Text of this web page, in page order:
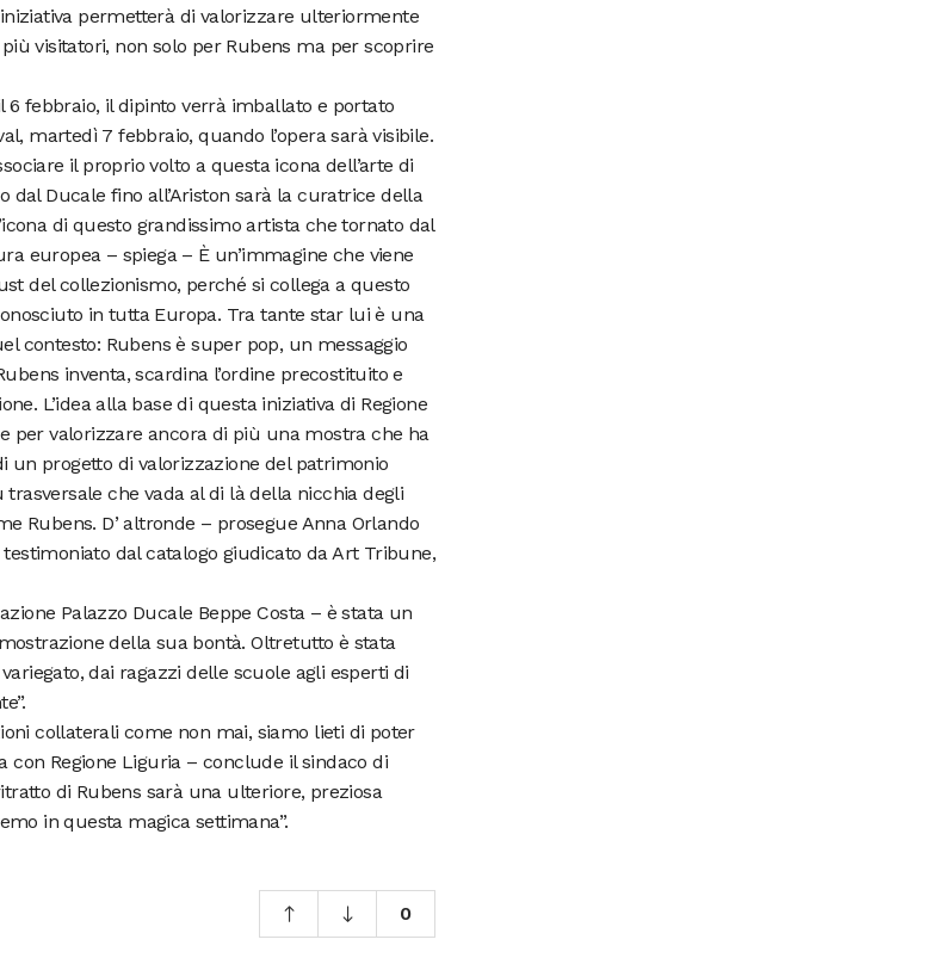
permetterà di valorizzare ulteriormente
visitatori, non solo per Rubens ma per scoprire
febbraio, il dipinto verrà imballato e portato
martedì 7 febbraio, quando l’opera sarà visibile.
il proprio volto a questa icona dell’arte di
Ducale fino all’Ariston sarà la curatrice della
di questo grandissimo artista che tornato dal
europea – spiega – È un’immagine che viene
del collezionismo, perché si collega a questo
in tutta Europa. Tra tante star lui è una
contesto: Rubens è super pop, un messaggio
inventa, scardina l’ordine precostituito e
L’idea alla base di questa iniziativa di Regione
per valorizzare ancora di più una mostra che ha
un progetto di valorizzazione del patrimonio
che vada al di là della nicchia degli
Rubens. D’ altronde – prosegue Anna Orlando
dal catalogo giudicato da Art Tribune,
Palazzo Ducale Beppe Costa – è stata un
della sua bontà. Oltretutto è stata
dai ragazzi delle scuole agli esperti di
collaterali come non mai, siamo lieti di poter
Regione Liguria – conclude il sindaco di
di Rubens sarà una ulteriore, preziosa
in questa magica settimana”.
0